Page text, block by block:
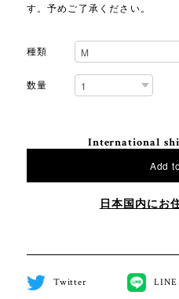
す。予めご了承ください。
種類
数量
International
Add
日本国内にお
Twitter LINE